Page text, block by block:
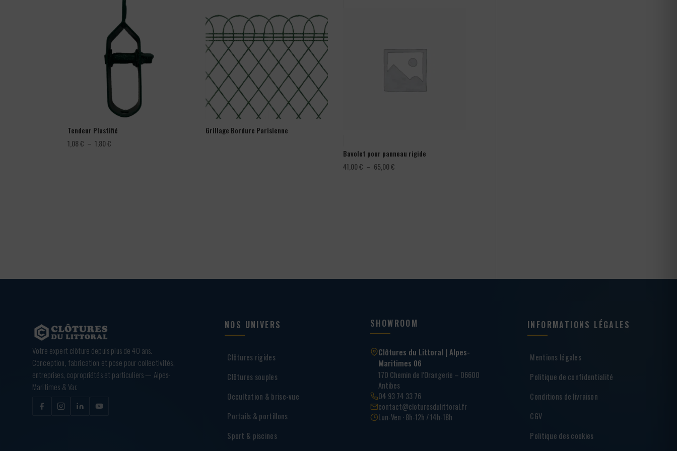
Tendeur Plastifié
1,08€ – 1,80€
Grillage Bordure Parisienne
Bavolet pour panneau rigide
41,00€ – 65,00€
Votre expert clôture depuis plus de 40 ans.
Conception, fabrication et pose pour collectivités,
entreprises, copropriétés et particuliers — Alpes-
Maritimes & Var.
NOS UNIVERS
Clôtures rigides
Clôtures souples
Occultation & brise-vue
Portails & portillons
Sport & piscines
SHOWROOM
Clôtures du Littoral | Alpes-
Maritimes 06
170 Chemin de l’Orangerie – 06600
Antibes
04 93 74 33 76
contact@cloturesdulittoral.fr
Lun-Ven · 8h-12h / 14h-18h
INFORMATIONS LÉGALES
Mentions légales
Politique de confidentialité
Conditions de livraison
CGV
Politique des cookies